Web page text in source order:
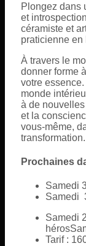
Plongez dans
et
céramiste et
praticienne en
À travers le
donner forme
votre
monde
à de
et la
vous-même,
transformation.
Prochaines
Samedi
Samedi
Samedi
Tarif :